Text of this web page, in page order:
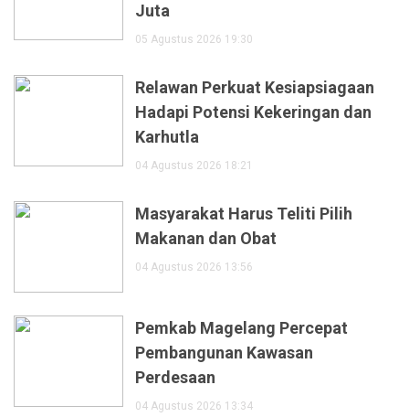
Juta
05 Agustus 2026 19:30
Relawan Perkuat Kesiapsiagaan
Hadapi Potensi Kekeringan dan
Karhutla
04 Agustus 2026 18:21
Masyarakat Harus Teliti Pilih
Makanan dan Obat
04 Agustus 2026 13:56
Pemkab Magelang Percepat
Pembangunan Kawasan
Perdesaan
04 Agustus 2026 13:34